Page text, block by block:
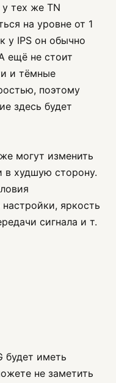
тех же TN
на уровне от 1
у IPS он обычно
ещё не стоит
и тёмные
поэтому
здесь будет
могут изменить
в худшую сторону.
яркость
сигнала и т.
будет иметь
не заметить